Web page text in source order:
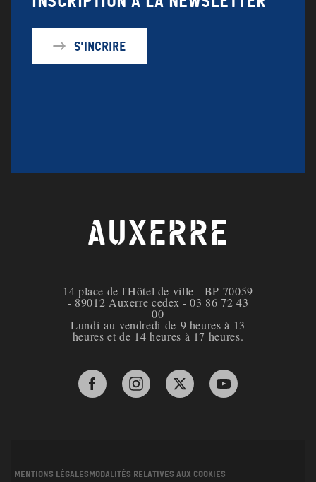
S'incrire
AUXERRE
14 place de l'Hôtel de ville - BP 70059
- 89012 Auxerre cedex - 03 86 72 43
00
Lundi au vendredi de 9 heures à 13
heures et de 14 heures à 17 heures.
Facebook de la ville d'Auxerre
Instagram de la ville d'Auxerre
X de la ville d'Auxerre
YouTube de la ville
Mentions légales Modalités relatives aux cookies